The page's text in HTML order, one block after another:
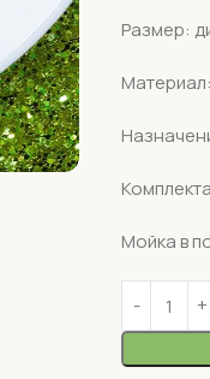
Размер:
Мойка в